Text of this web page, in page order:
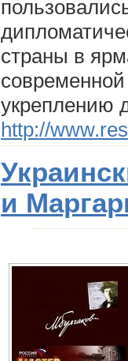
страны в
укреплению
http://
и